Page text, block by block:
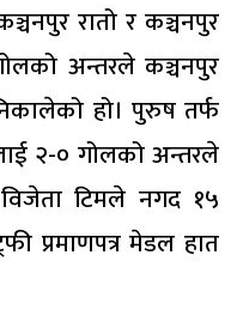
रातो र कञ्चनपुर
अन्तरले कञ्चनपुर
हो। पुरुष तर्फ
२-० गोलको अन्तरले
टिमले नगद १५
प्रमाणपत्र मेडल हात